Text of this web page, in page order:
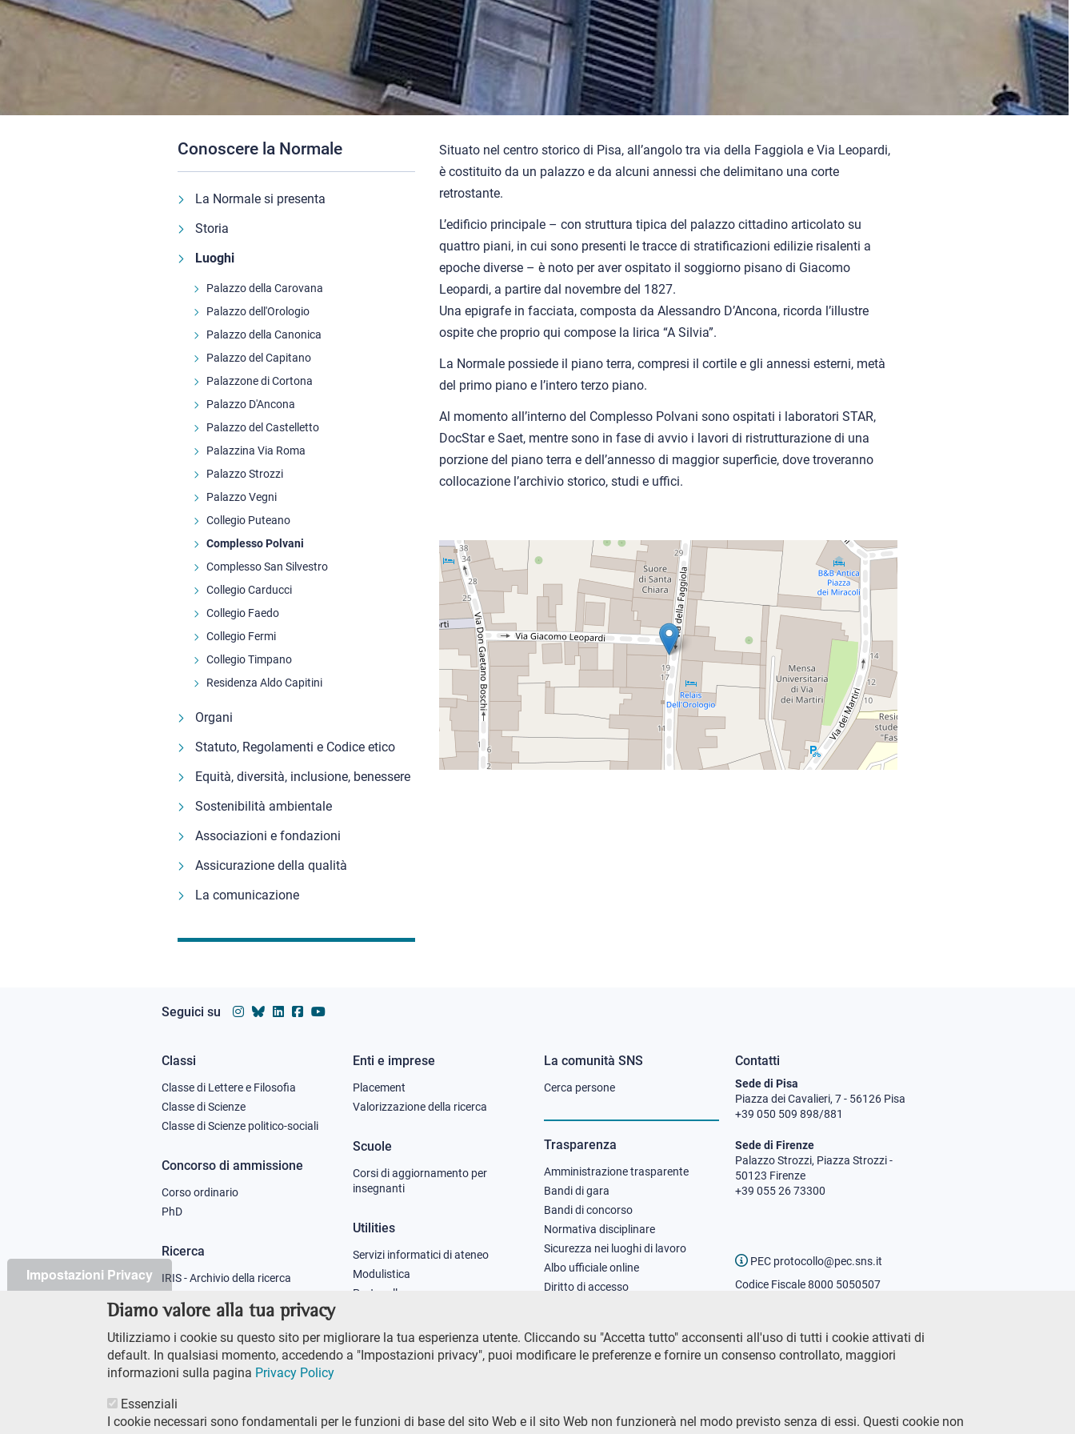
Impostazioni Privacy
Diamo valore alla tua privacy
Utilizziamo i cookie su questo sito per migliorare la tua esperienza utente. Cliccando su "Accetta tutto" acconsenti all'uso di tutti i cookie attivati di
default. In qualsiasi momento, accedendo a "Impostazioni privacy", puoi modificare le preferenze e fornire un consenso controllato, maggiori
informazioni sulla pagina Privacy Policy
Essenziali
I cookie necessari sono fondamentali per le funzioni di base del sito Web e il sito Web non funzionerà nel modo previsto senza di essi. Questi cookie non
Conoscere la Normale
La Normale si presenta
Storia
Luoghi
Palazzo della Carovana
Palazzo dell'Orologio
Palazzo della Canonica
Palazzo del Capitano
Palazzone di Cortona
Palazzo D'Ancona
Palazzo del Castelletto
Palazzina Via Roma
Palazzo Strozzi
Palazzo Vegni
Collegio Puteano
Complesso Polvani
Complesso San Silvestro
Collegio Carducci
Collegio Faedo
Collegio Fermi
Collegio Timpano
Residenza Aldo Capitini
Organi
Statuto, Regolamenti e Codice etico
Equità, diversità, inclusione, benessere
Sostenibilità ambientale
Associazioni e fondazioni
Assicurazione della qualità
La comunicazione
Situato nel centro storico di Pisa, all’angolo tra via della Faggiola e Via Leopardi,
è costituito da un palazzo e da alcuni annessi che delimitano una corte
retrostante.
L’edificio principale – con struttura tipica del palazzo cittadino articolato su
quattro piani, in cui sono presenti le tracce di stratificazioni edilizie risalenti a
epoche diverse – è noto per aver ospitato il soggiorno pisano di Giacomo
Leopardi, a partire dal novembre del 1827.
Una epigrafe in facciata, composta da Alessandro D’Ancona, ricorda l’illustre
ospite che proprio qui compose la lirica “A Silvia”.
La Normale possiede il piano terra, compresi il cortile e gli annessi esterni, metà
del primo piano e l’intero terzo piano.
Al momento all’interno del Complesso Polvani sono ospitati i laboratori STAR,
DocStar e Saet, mentre sono in fase di avvio i lavori di ristrutturazione di una
porzione del piano terra e dell’annesso di maggior superficie, dove troveranno
collocazione l’archivio storico, studi e uffici.
Seguici su
Footer
column
Classi
Classe di Lettere e Filosofia
Classe di Scienze
Classe di Scienze politico-sociali
Concorso di ammissione
Corso ordinario
PhD
Ricerca
IRIS - Archivio della ricerca
Didattica
Offerta didattica
Footer
column
2
Enti e imprese
Placement
Valorizzazione della ricerca
Scuole
Corsi di aggiornamento per
insegnanti
Utilities
Servizi informatici di ateneo
Modulistica
Protocollo
Footer
column
3
La comunità SNS
Cerca persone
Trasparenza
Amministrazione trasparente
Bandi di gara
Bandi di concorso
Normativa disciplinare
Sicurezza nei luoghi di lavoro
Albo ufficiale online
Diritto di accesso
Contatti
Sede di Pisa
Piazza dei Cavalieri, 7 - 56126 Pisa
+39 050 509 898/881
Sede di Firenze
Palazzo Strozzi, Piazza Strozzi -
50123 Firenze
+39 055 26 73300
PEC protocollo@pec.sns.it
Codice Fiscale 8000 5050507
Ufficio comunicazione
Addetto stampa
URP - Ufficio relazioni con il